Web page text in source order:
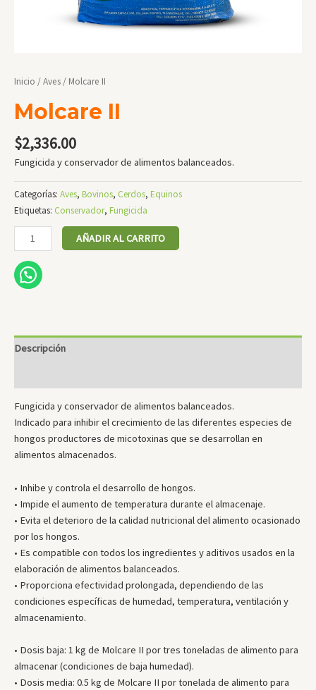
Inicio /Aves / Molcare II
Molcare II
$2,336.00
Fungicida y conservador de alimentos balanceados.
Categorías: Aves, Bovinos, Cerdos, Equinos
Etiquetas: Conservador, Fungicida
Molcare
II
cantidad
AÑADIR AL CARRITO
Descripción
Fungicida y conservador de alimentos balanceados.
Indicado para inhibir el crecimiento de las diferentes especies de
hongos productores de micotoxinas que se desarrollan en
alimentos almacenados.
• Inhibe y controla el desarrollo de hongos.
• Impide el aumento de temperatura durante el almacenaje.
• Evita el deterioro de la calidad nutricional del alimento ocasionado
por los hongos.
• Es compatible con todos los ingredientes y aditivos usados en la
elaboración de alimentos balanceados.
• Proporciona efectividad prolongada, dependiendo de las
condiciones específicas de humedad, temperatura, ventilación y
almacenamiento.
• Dosis baja: 1 kg de Molcare II por tres toneladas de alimento para
almacenar (condiciones de baja humedad).
• Dosis media: 0.5 kg de Molcare II por tonelada de alimento para